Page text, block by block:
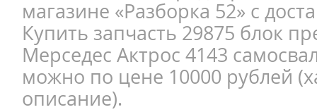
магазине «Разборка 52» с
Купить запчасть 29875 блок
Мерседес Актрос 4143
можно по цене 10000 рублей
описание).